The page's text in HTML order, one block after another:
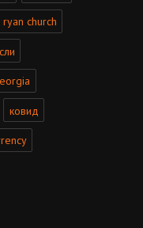
ryan church
ковид